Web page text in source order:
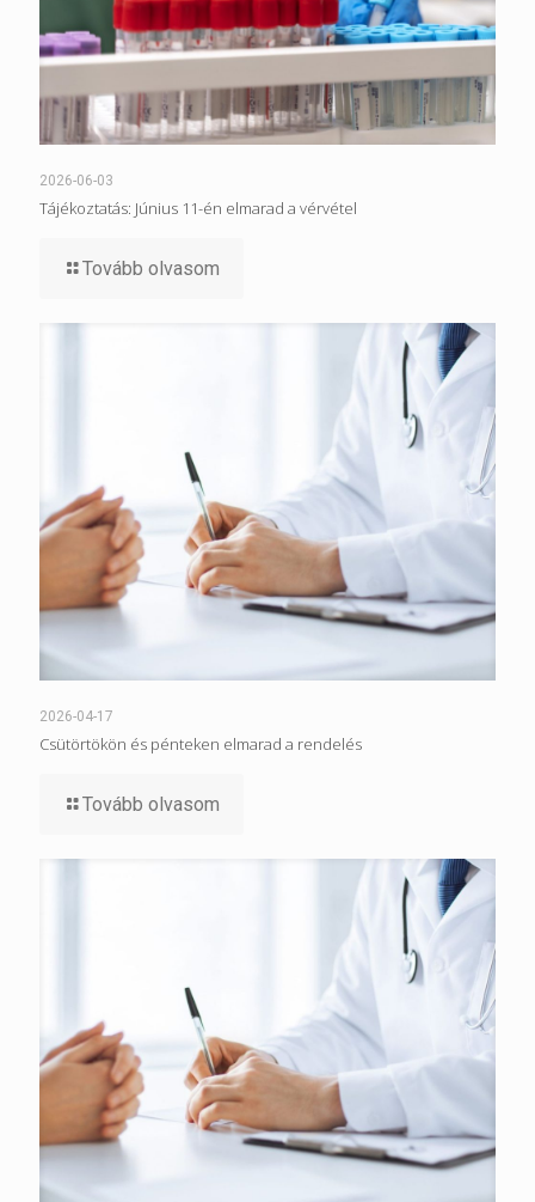
2026-06-03
Tájékoztatás: Június 11-én elmarad a vérvétel
Tovább olvasom
2026-04-17
Csütörtökön és pénteken elmarad a rendelés
Tovább olvasom